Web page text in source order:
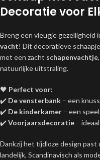
Decoratie voor
Breng een vleugje gezelligheid
vacht! Dit decoratieve
met een zacht schapenvachtje
natuurlijke uitstraling.
🖤 Perfect voor:
✔️ De vensterbank – een
✔️ De kinderkamer – een
✔️Voorjaarsdecoratie –
Dankzij het tijdloze design
landelijk, Scandinavisch als